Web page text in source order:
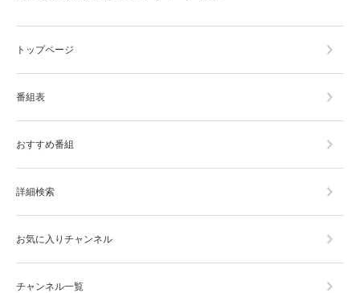
トップページ
番組表
おすすめ番組
詳細検索
お気に入りチャンネル
チャンネル一覧